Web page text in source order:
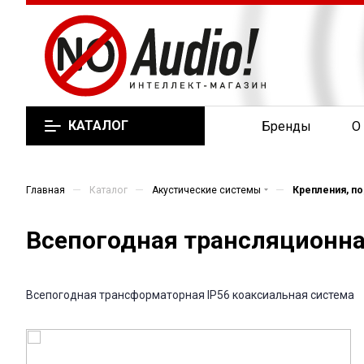
КАТАЛОГ Бренды О
Главная — Каталог — Акустические системы — Крепления,
Всепогодная
Всепогодная трансформаторная IP56 коаксиальная система